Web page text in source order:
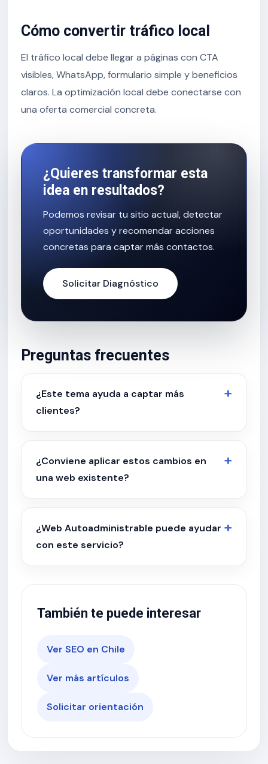
Cómo convertir tráfico local
El tráfico local debe llegar a páginas con CTA
visibles, WhatsApp, formulario simple y beneficios
claros. La optimización local debe conectarse con
una oferta comercial concreta.
¿Quieres transformar esta
idea en resultados?
Podemos revisar tu sitio actual, detectar
oportunidades y recomendar acciones
concretas para captar más contactos.
Solicitar Diagnóstico
Preguntas frecuentes
¿Este tema ayuda a captar más
clientes?
¿Conviene aplicar estos cambios en
una web existente?
¿Web Autoadministrable puede ayudar
con este servicio?
También te puede interesar
Ver SEO en Chile
Ver más artículos
Solicitar orientación